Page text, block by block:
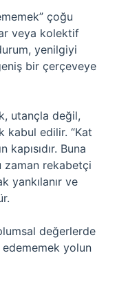
çoğu
veya kolektif
yenilgiyi
bir çerçeveye
utançla değil,
kabul edilir. “Kat
kapısıdır. Buna
zaman rekabetçi
yankılanır ve
değerlerde
yolun